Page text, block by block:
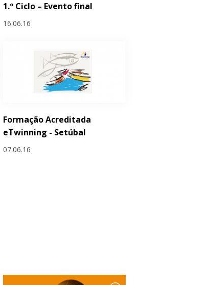
1.º Ciclo – Evento final
16.06.16
Formação Acreditada
eTwinning - Setúbal
07.06.16